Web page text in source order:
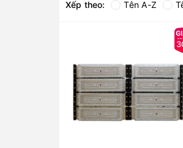
Xếp theo: Tên A-Z